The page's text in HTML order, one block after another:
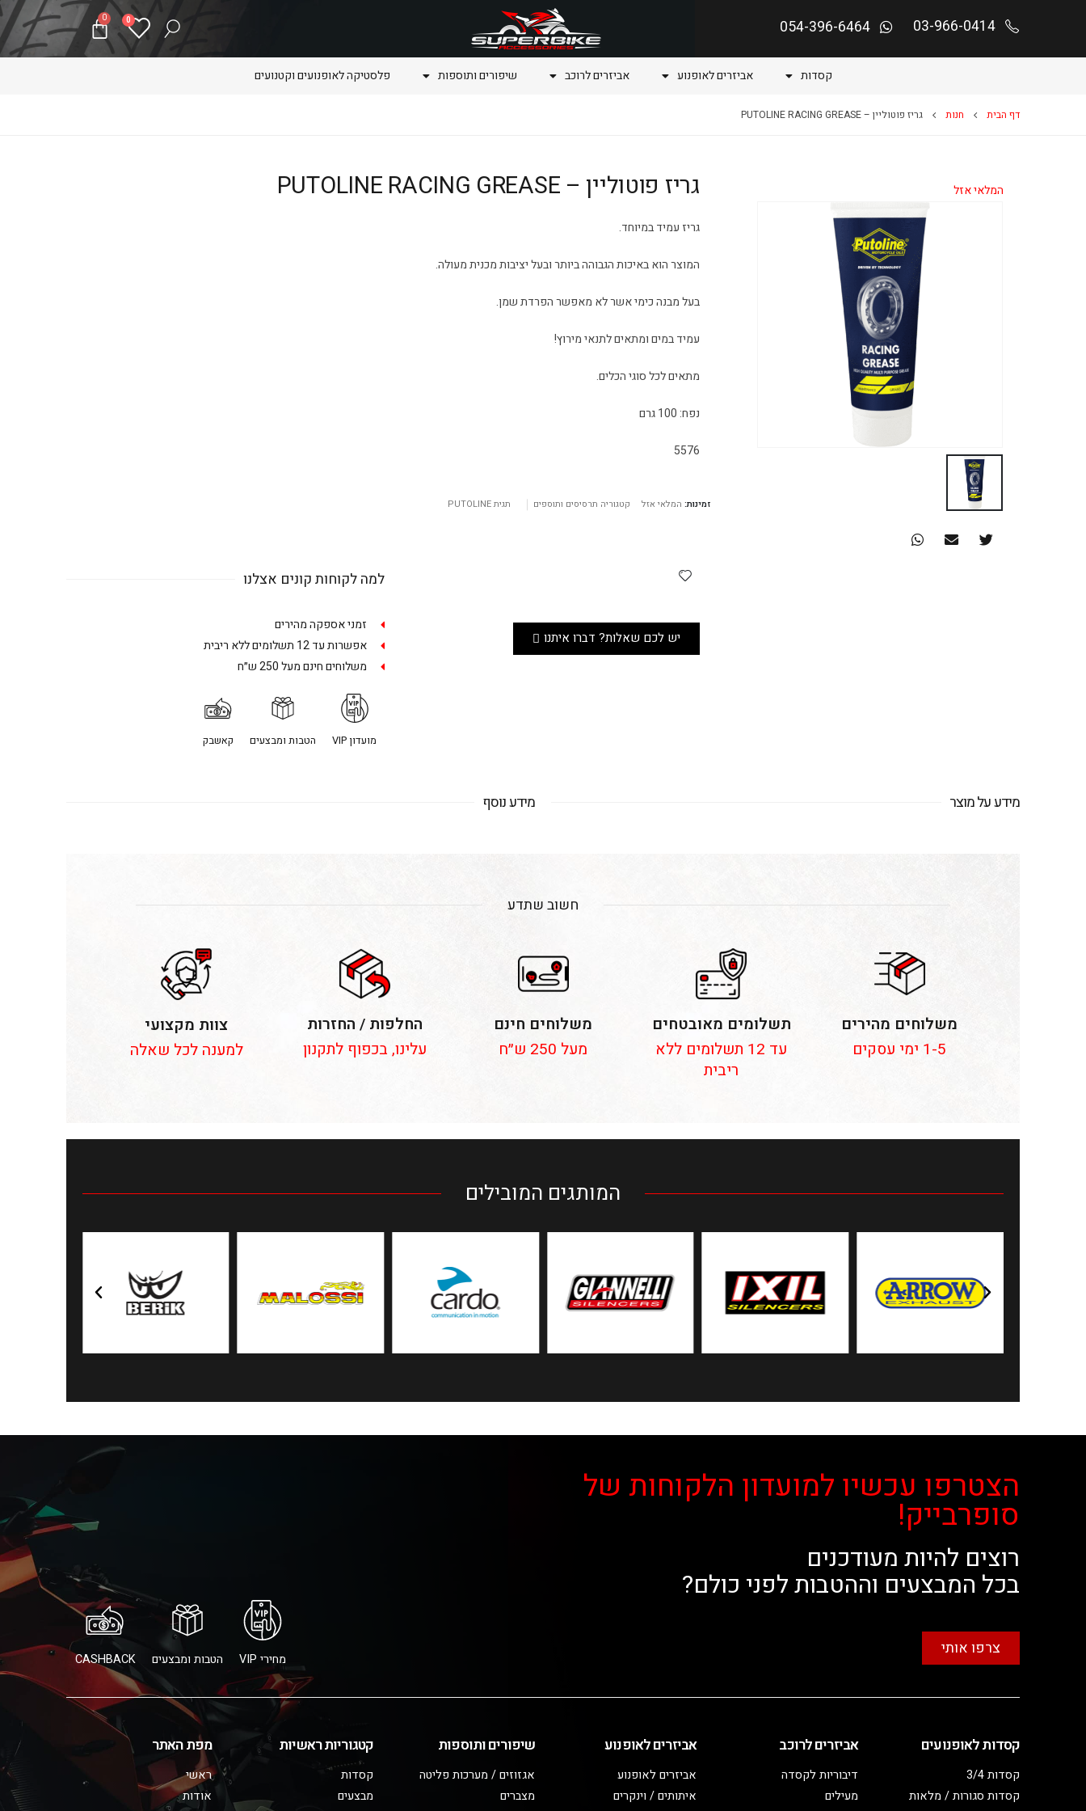
03-966-0414
054-396-6464
0
0
קסדות אביזרים לאופנוע אביזרים לרוכב שיפורים ותוספות פלסטיקה לאופנועים וקטנועים
דף הבית חנות גריז פוטוליין – PUTOLINE RACING GREASE
המלאי אזל גריז פוטוליין – PUTOLINE RACING GREASE
גריז עמיד במיוחד.
המוצר הוא באיכות הגבוהה ביותר ובעל יציבות מכנית מעולה.
בעל מבנה כימי אשר לא מאפשר הפרדת שמן.
עמיד במים ומתאים לתנאי מירוץ!
מתאים לכל סוגי הכלים.
נפח: 100 גרם
5576
זמינות: המלאי אזל קטגוריה תרסיסים ותוספים תגיתPUTOLINE
יש לכם שאלות? דברו איתנו
למה לקוחות קונים אצלנו
זמני אספקה מהירים
אפשרות עד 12 תשלומים ללא ריבית
משלוחים חינם מעל 250 ש״ח
מועדון VIP הטבות ומבצעים קאשבק
מידע על מוצר מידע נוסף
חשוב שתדע
משלוחים מהירים
1-5 ימי עסקים
תשלומים מאובטחים
עד 12 תשלומים ללא
ריבית
משלוחים חינם
מעל 250 ש״ח
החלפות / החזרות
עלינו, בכפוף לתקנון
צוות מקצועי
למענה לכל שאלה
המותגים המובילים
הצטרפו עכשיו למועדון הלקוחות של
סופרבייק!
רוצים להיות מעודכנים
בכל המבצעים וההטבות לפני כולם?
צרפו אותי
מחירי VIP הטבות ומבצעים CASHBACK
קסדות לאופנועים
קסדות 3/4
קסדות סגורות / מלאות
אביזרים לרוכב
דיבוריות לקסדה
מעילים
אביזרים לאופנוע
אביזרים לאופנוע
איתותים / וינקרים
שיפורים ותוספות
אגזוזים / מערכות פליטה
מצברים
קטגוריות ראשיות
קסדות
מבצעים
מפת האתר
ראשי
אודות